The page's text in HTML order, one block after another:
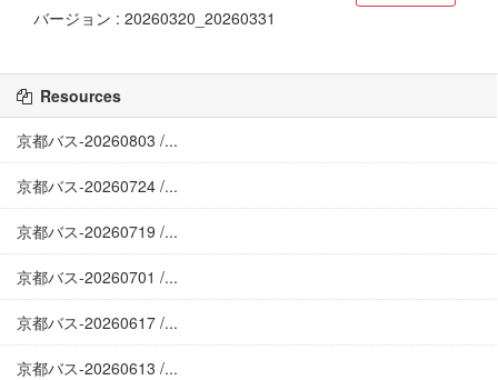
バージョン : 20260320_20260331
Resources
京都バス-20260803 /...
京都バス-20260724 /...
京都バス-20260719 /...
京都バス-20260701 /...
京都バス-20260617 /...
京都バス-20260613 /...